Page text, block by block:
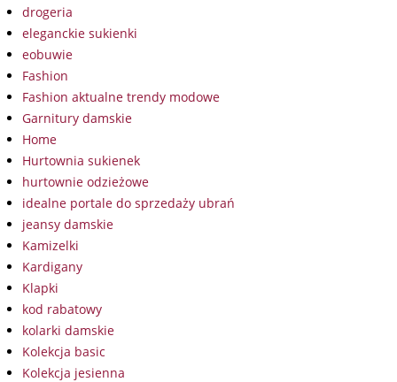
drogeria
eleganckie sukienki
eobuwie
Fashion
Fashion aktualne trendy modowe
Garnitury damskie
Home
Hurtownia sukienek
hurtownie odzieżowe
idealne portale do sprzedaży ubrań
jeansy damskie
Kamizelki
Kardigany
Klapki
kod rabatowy
kolarki damskie
Kolekcja basic
Kolekcja jesienna